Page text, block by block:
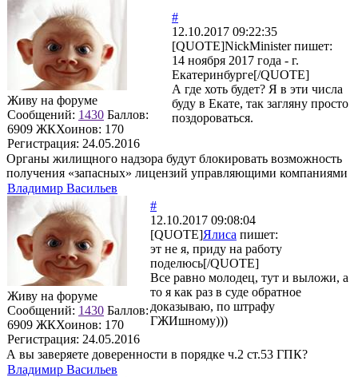
Живу на форуме
Сообщений: 1430 Баллов:
6909 ЖКХоинов: 170
Регистрация: 24.05.2016
#
12.10.2017 09:22:35
[QUOTE]NickMinisterпишет:
14 ноября 2017 года - г.
Екатеринбурге[/QUOTE]
А где хоть будет? Я в эти числа
буду в Екате, так загляну просто
поздороваться.
Органы жилищного надзора будут блокировать возможность
получения «запасных» лицензий управляющими компаниями
Владимир Васильев
Живу на форуме
Сообщений: 1430 Баллов:
6909 ЖКХоинов: 170
Регистрация: 24.05.2016
#
12.10.2017 09:08:04
[QUOTE]Ялиса пишет:
эт не я, приду на работу
поделюсь[/QUOTE]
Все равно молодец, тут и выложи, а
то я как раз в суде обратное
доказываю, по штрафу
ГЖИшному)))
А вы заверяете доверенности в порядке ч.2 ст.53 ГПК?
Владимир Васильев